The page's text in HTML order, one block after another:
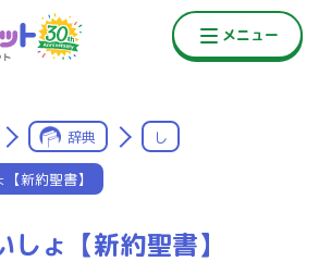
辞典 し
新約聖書】
しょ【新約聖書】